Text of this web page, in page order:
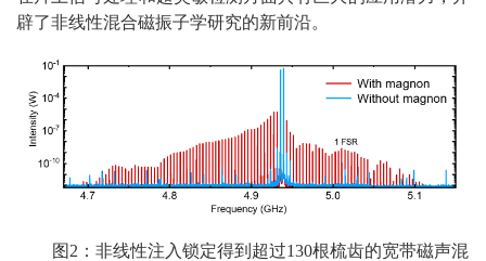
辟了非线性混合磁振子学研究的新前沿。
图2：非线性注入锁定得到超过130根梳齿的宽带磁声混